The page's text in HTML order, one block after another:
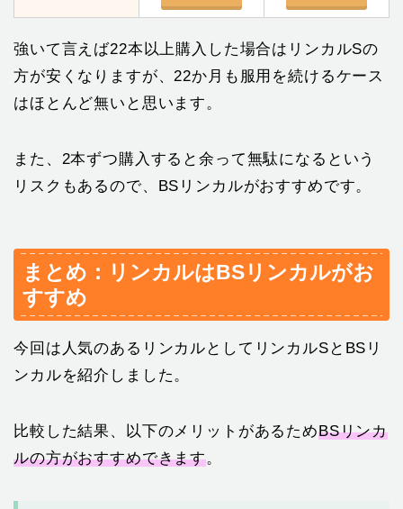
強いて言えば22本以上購入した場合はリンカルSの
方が安くなりますが、22か月も服用を続けるケース
はほとんど無いと思います。
また、2本ずつ購入すると余って無駄になるという
リスクもあるので、BSリンカルがおすすめです。
まとめ：リンカルはBSリンカルがお
すすめ
今回は人気のあるリンカルとしてリンカルSとBSリ
ンカルを紹介しました。
比較した結果、以下のメリットがあるためBSリンカ
ルの方がおすすめできます。